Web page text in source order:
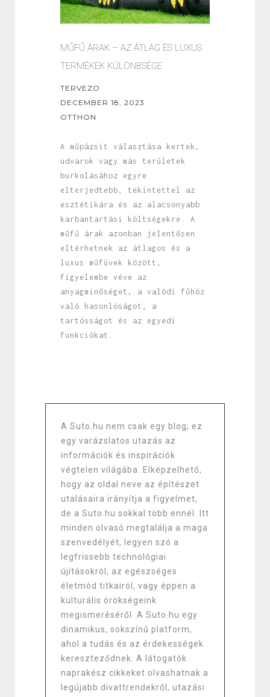
MŰFŰ ÁRAK – AZ ÁTLAG ÉS LUXUS
TERMÉKEK KÜLÖNBSÉGE
TERVEZO
DECEMBER 18, 2023
OTTHON
A műpázsit választása kertek,
udvarok vagy más területek
burkolásához egyre
elterjedtebb, tekintettel az
esztétikára és az alacsonyabb
karbantartási költségekre. A
műfű árak azonban jelentősen
eltérhetnek az átlagos és a
luxus műfüvek között,
figyelembe véve az
anyagminőséget, a valódi fűhöz
való hasonlóságot, a
tartósságot és az egyedi
funkciókat.
A Suto.hu nem csak egy blog; ez
egy varázslatos utazás az
információk és inspirációk
végtelen világába. Elképzelhető,
hogy az oldal neve az építészet
utalásaira irányítja a figyelmet,
de a Suto.hu sokkal több ennél. Itt
minden olvasó megtalálja a maga
szenvedélyét, legyen szó a
legfrissebb technológiai
újításokról, az egészséges
életmód titkairól, vagy éppen a
kulturális örökségeink
megismeréséről. A Suto.hu egy
dinamikus, sokszínű platform,
ahol a tudás és az érdekességek
kereszteződnek. A látogatók
naprakész cikkeket olvashatnak a
legújabb divattrendekről, utazási